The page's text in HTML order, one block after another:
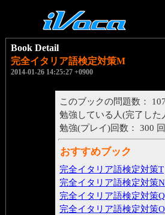
Book Detail
完全イタリア語検定対策M
2014-01-26 14:25:27 +0900
このブックの問題数：
勉強している人(完了した
勉強(プレイ)回数： 300 回
おすすめブック
完全イタリア語検定対策T
完全イタリア語検定対策N
完全イタリア語検定対策Q
完全イタリア語検定対策O